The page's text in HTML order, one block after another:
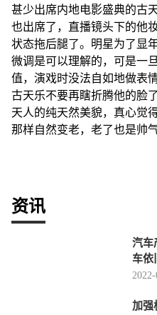
甚少出席内地电影盛典的古
也出席了，直播镜头下的他
状态拖后腿了。明星为了显
微调是可以理解的，可是一
值，演戏时没法自如地做表
古天乐不要再瞎折腾他的脸
天人的纯天然美貌，真心觉
那样自然变老，老了也是帅
资讯
汽车
车依
加强